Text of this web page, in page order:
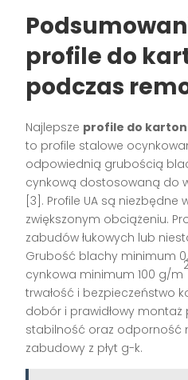
profile do
podczas
Najlepsze profile do karton
to profile stalowe
odpowiednią grubością
cynkową dostosowaną do
[3] . Profile UA są niezbędne
zwiększonym obciążeniu.
zabudów łukowych lub
Grubość blachy minimum
cynkowa minimum 100 g/m
trwałość i bezpieczeństwo
dobór i prawidłowy montaż
stabilność oraz odporność
zabudowy z płyt g-k.